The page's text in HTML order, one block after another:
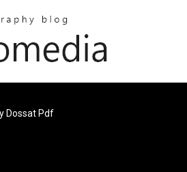
Dossat Pdf